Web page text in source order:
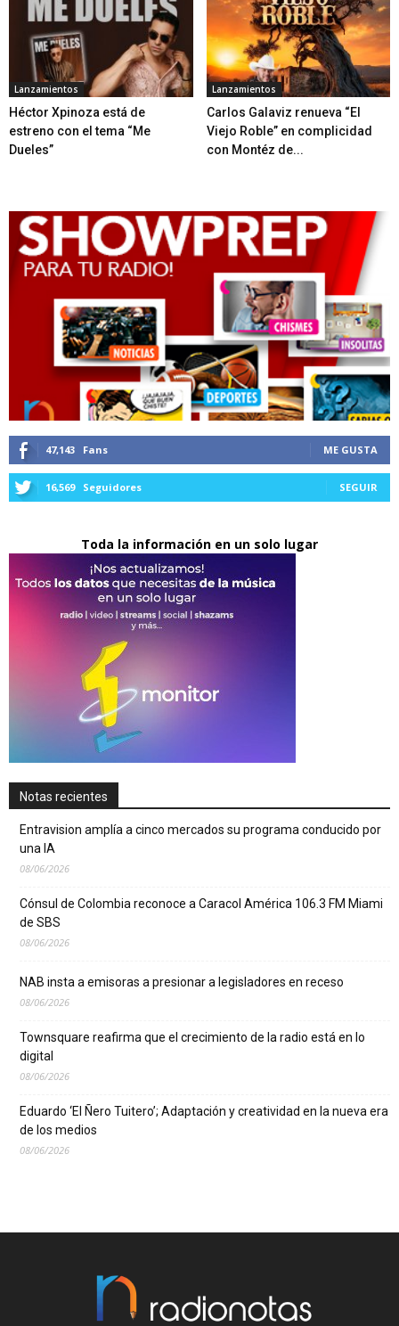
Lanzamientos
Héctor Xpinoza está de
estreno con el tema “Me
Dueles”
Lanzamientos
Carlos Galaviz renueva “El
Viejo Roble” en complicidad
con Montéz de...
47,143 Fans ME GUSTA
16,569 Seguidores SEGUIR
Toda la información en un solo lugar
Notas recientes
Entravision amplía a cinco mercados su programa conducido por
una IA
08/06/2026
Cónsul de Colombia reconoce a Caracol América 106.3 FM Miami
de SBS
08/06/2026
NAB insta a emisoras a presionar a legisladores en receso
08/06/2026
Townsquare reafirma que el crecimiento de la radio está en lo
digital
08/06/2026
Eduardo ‘El Ñero Tuitero’; Adaptación y creatividad en la nueva era
de los medios
08/06/2026